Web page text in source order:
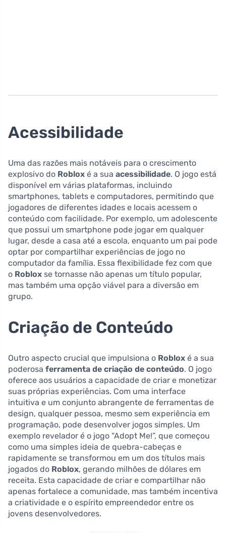
Acessibilidade
Uma das razões mais notáveis para o crescimento
explosivo do Roblox é a sua acessibilidade. O jogo está
disponível em várias plataformas, incluindo
smartphones, tablets e computadores, permitindo que
jogadores de diferentes idades e locais acessem o
conteúdo com facilidade. Por exemplo, um adolescente
que possui um smartphone pode jogar em qualquer
lugar, desde a casa até a escola, enquanto um pai pode
optar por compartilhar experiências de jogo no
computador da família. Essa flexibilidade fez com que
o Roblox se tornasse não apenas um título popular,
mas também uma opção viável para a diversão em
grupo.
Criação de Conteúdo
Outro aspecto crucial que impulsiona o Roblox é a sua
poderosa ferramenta de criação de conteúdo. O jogo
oferece aos usuários a capacidade de criar e monetizar
suas próprias experiências. Com uma interface
intuitiva e um conjunto abrangente de ferramentas de
design, qualquer pessoa, mesmo sem experiência em
programação, pode desenvolver jogos simples. Um
exemplo revelador é o jogo “Adopt Me!”, que começou
como uma simples ideia de quebra-cabeças e
rapidamente se transformou em um dos títulos mais
jogados do Roblox, gerando milhões de dólares em
receita. Esta capacidade de criar e compartilhar não
apenas fortalece a comunidade, mas também incentiva
a criatividade e o espírito empreendedor entre os
jovens desenvolvedores.